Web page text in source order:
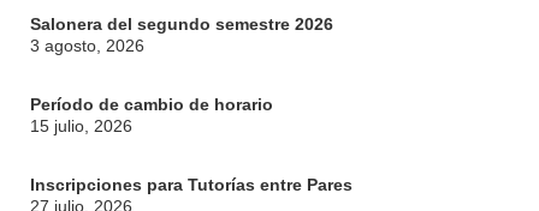
Salonera del segundo semestre 2026
3 agosto, 2026
Período de cambio de horario
15 julio, 2026
Inscripciones para Tutorías entre Pares
27 julio, 2026